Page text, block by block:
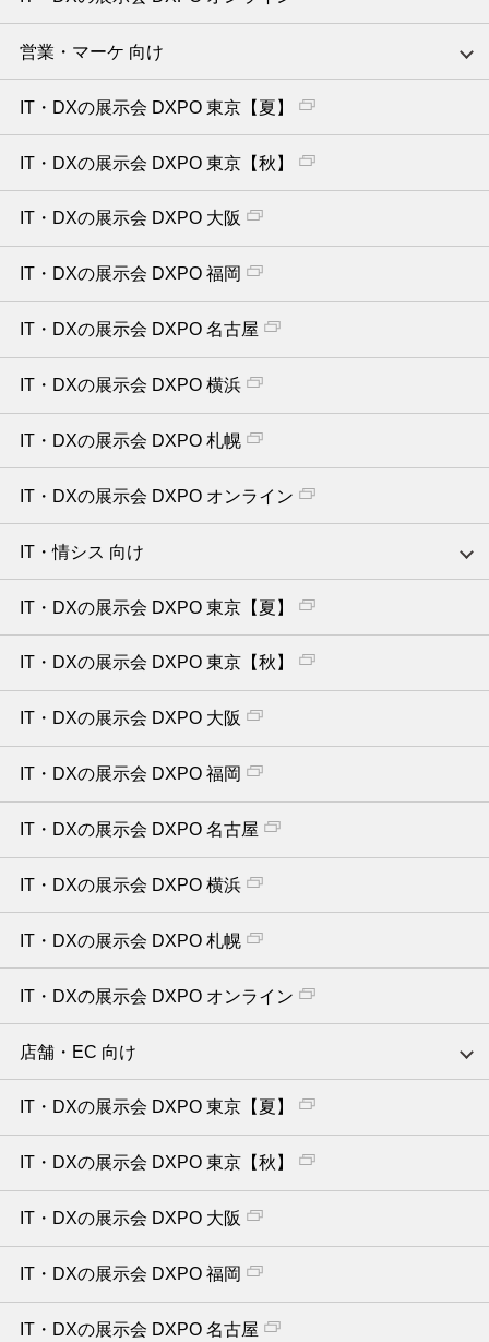
営業・マーケ 向け
IT・DXの展示会 DXPO 東京【夏】
IT・DXの展示会 DXPO 東京【秋】
IT・DXの展示会 DXPO 大阪
IT・DXの展示会 DXPO 福岡
IT・DXの展示会 DXPO 名古屋
IT・DXの展示会 DXPO 横浜
IT・DXの展示会 DXPO 札幌
IT・DXの展示会 DXPO オンライン
IT・情シス 向け
IT・DXの展示会 DXPO 東京【夏】
IT・DXの展示会 DXPO 東京【秋】
IT・DXの展示会 DXPO 大阪
IT・DXの展示会 DXPO 福岡
IT・DXの展示会 DXPO 名古屋
IT・DXの展示会 DXPO 横浜
IT・DXの展示会 DXPO 札幌
IT・DXの展示会 DXPO オンライン
店舗・EC 向け
IT・DXの展示会 DXPO 東京【夏】
IT・DXの展示会 DXPO 東京【秋】
IT・DXの展示会 DXPO 大阪
IT・DXの展示会 DXPO 福岡
IT・DXの展示会 DXPO 名古屋